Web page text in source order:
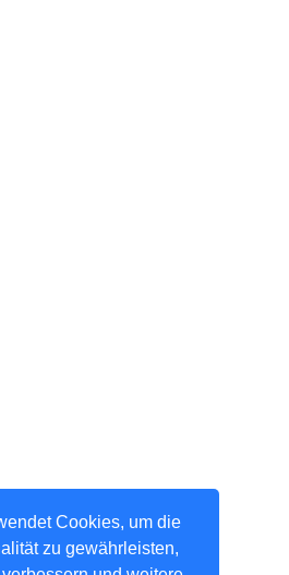
Cookies, um die
zu gewährleisten,